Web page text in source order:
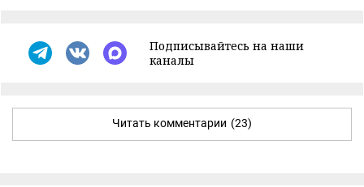
Подписывайтесь на наши
каналы
Читать комментарии (23)